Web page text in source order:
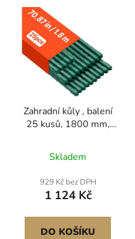
Zahradní kůly , balení
25 kusů, 1800 mm,
plastovým potahem,
Zahradní tyče pro
podepření rostlin, se
špičatým koncem a
protiskluzovými
výstupky pro pěstování
popínavých rostlin,
Skladem
929 Kč bez DPH
1 124 Kč
DO KOŠÍKU